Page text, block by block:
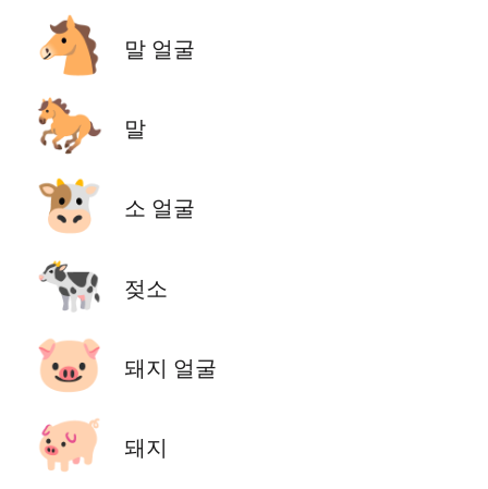
🐴 말 얼굴
🐎 말
🐮 소 얼굴
🐄 젖소
🐷 돼지 얼굴
🐖 돼지